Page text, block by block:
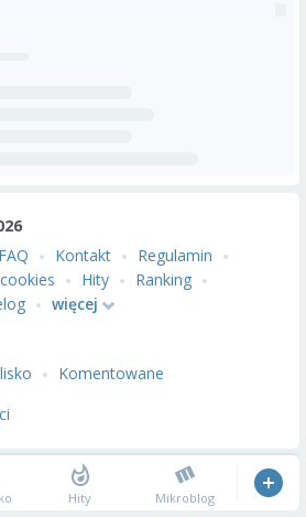
FAQ Kontakt
Regulamin
Hity
Ranking
więcej
Komentowane
Hity Mikroblog